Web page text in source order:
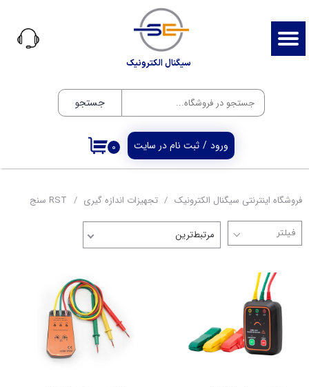
ورود / ثبت نام در سایت
حساب کاربری من
خروج از حساب کاربری
جستجو
۰
سیگنال الکترونیک
فروشگاه اینترنتی سیگنال الکترونیک تجهیزات اندازه گیری RST سنج
مرتبط‌ترین